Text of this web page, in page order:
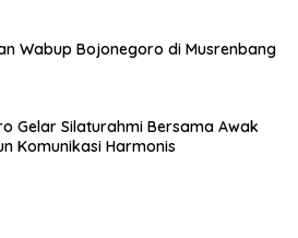
Wabup Bojonegoro di Musrenbang
Gelar Silaturahmi Bersama Awak
Komunikasi Harmonis